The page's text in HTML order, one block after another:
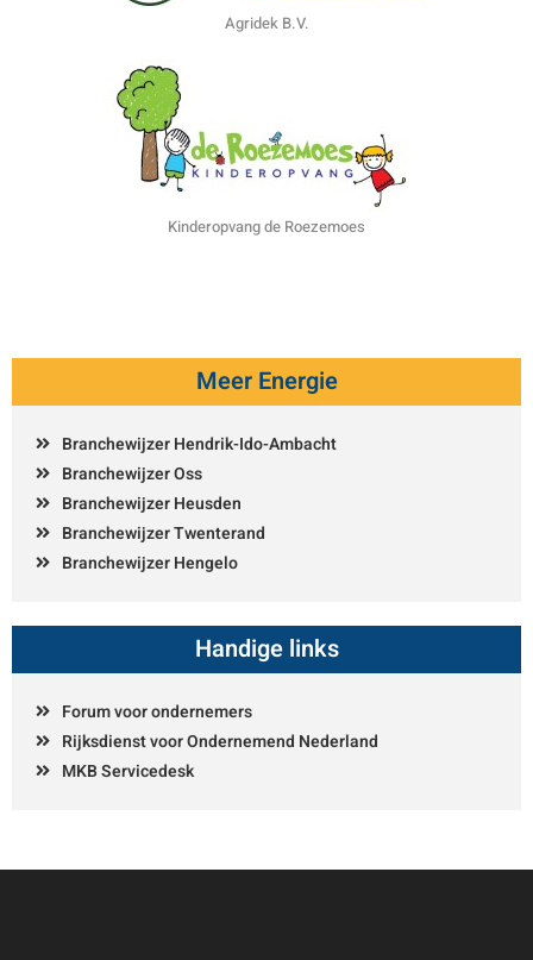
Agridek B.V.
Kinderopvang de Roezemoes
Meer Energie
Branchewijzer Hendrik-Ido-Ambacht
Branchewijzer Oss
Branchewijzer Heusden
Branchewijzer Twenterand
Branchewijzer Hengelo
Handige links
Forum voor ondernemers
Rijksdienst voor Ondernemend Nederland
MKB Servicedesk